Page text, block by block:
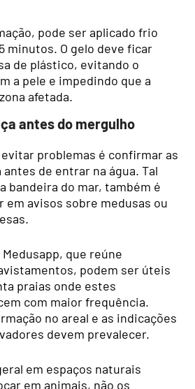
pode ser aplicado frio
minutos. O gelo deve ficar
de plástico, evitando o
a pele e impedindo que a
afetada.
antes do mergulho
problemas é confirmar as
de entrar na água. Tal
bandeira do mar, também é
avisos sobre medusas ou
que reúne
podem ser úteis
praias onde estes
com maior frequência.
no areal e as indicações
devem prevalecer.
em espaços naturais
em animais, não os